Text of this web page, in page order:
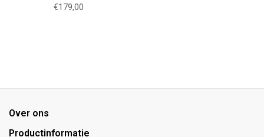
€179,00
Over ons
Productinformatie